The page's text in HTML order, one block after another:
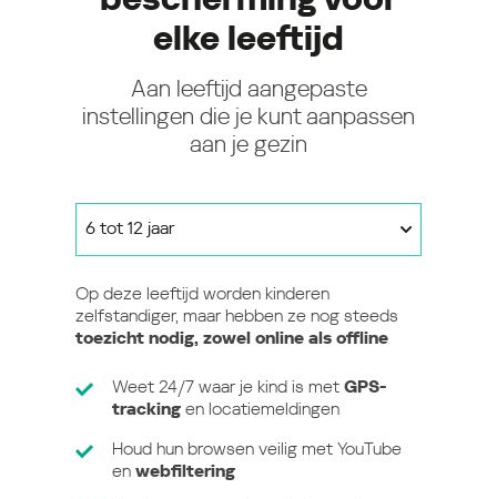
elke leeftijd
Aan leeftijd aangepaste
instellingen die je kunt aanpassen
aan je gezin
6 tot 12 jaar
Op deze leeftijd worden kinderen
zelfstandiger, maar hebben ze nog steeds
toezicht nodig, zowel online als offline
Weet 24/7 waar je kind is met GPS-
tracking en locatiemeldingen
Houd hun browsen veilig met YouTube
en webfiltering